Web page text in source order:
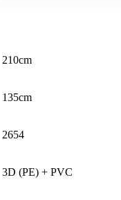
210cm
135cm
2654
3D (PE) + PVC